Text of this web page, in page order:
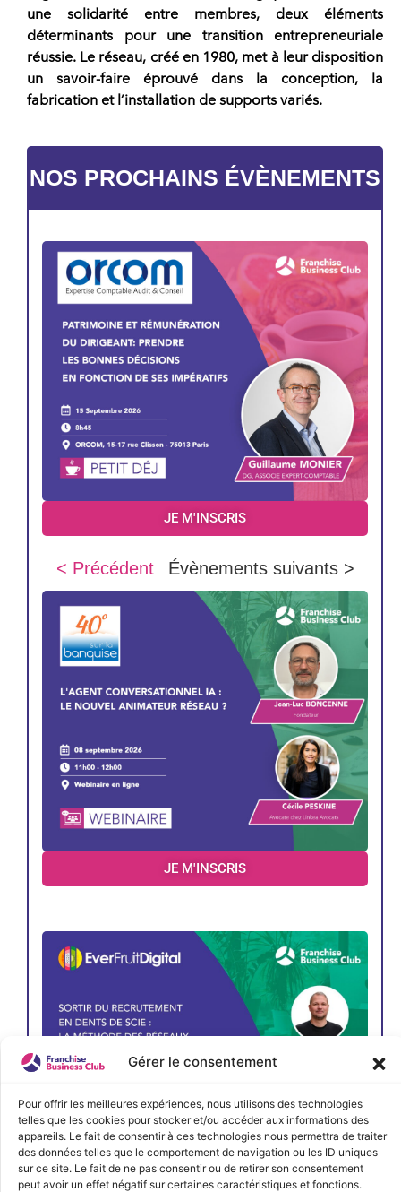
Gérer le consentement
Pour offrir les meilleures expériences, nous utilisons des technologies
telles que les cookies pour stocker et/ou accéder aux informations des
appareils. Le fait de consentir à ces technologies nous permettra de traiter
des données telles que le comportement de navigation ou les ID uniques
sur ce site. Le fait de ne pas consentir ou de retirer son consentement
peut avoir un effet négatif sur certaines caractéristiques et fonctions.
une solidarité entre membres, deux éléments
déterminants pour une transition entrepreneuriale
réussie. Le réseau, créé en 1980, met à leur disposition
un savoir-faire éprouvé dans la conception, la
fabrication et l’installation de supports variés.
NOS PROCHAINS ÉVÈNEMENTS
JE M'INSCRIS
< Précédent Évènements suivants >
JE M'INSCRIS